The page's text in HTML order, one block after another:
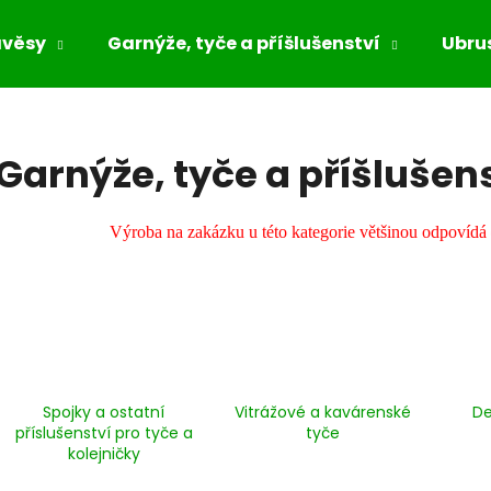
Garnýže, tyče a příšlušenství
tyče a
Výroba na zakázku u této kategorie většinou
Spojky a ostatní
příslušenství pro tyče a
kolejničky
Vitrážové a kavárenské
tyče